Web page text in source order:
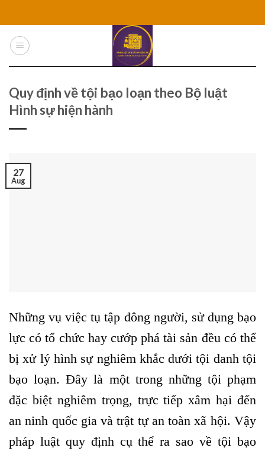
content
Quy định về tội bạo loạn theo Bộ luật
Hình sự hiện hành
27
Aug
Những vụ việc tụ tập đông người, sử dụng bạo
lực có tổ chức hay cướp phá tài sản đều có thể
bị xử lý hình sự nghiêm khắc dưới tội danh tội
bạo loạn. Đây là một trong những tội phạm
đặc biệt nghiêm trọng, trực tiếp xâm hại đến
an ninh quốc gia và trật tự an toàn xã hội. Vậy
pháp luật quy định cụ thể ra sao về tội bạo